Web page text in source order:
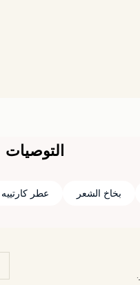
التوصيات
بخاخ الشعر عطر كارتييه